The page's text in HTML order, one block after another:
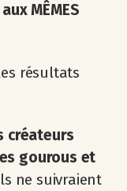
MÊMES
résultats
créateurs
gourous et
ne suivraient